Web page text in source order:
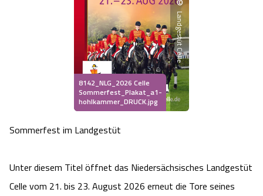
Heideflächen
Freizeitparks
Vital Urlaub
Naturpark Lüneburger Heide
Naturpark Südheide
Naturerlebnis im Frühling
Naturerlebnis im Sommer
Naturerlebnis im Winter
Barfußpark Egestorf
Quad Bahn Bispingen
Kletterparks
Heide Himmel Baumwipfelpfad
Wellness
Thermen
Vegan, Fasten & Co.
Wellness-Kurzurlaub
Stadt
Die Hansestadt Lüneburg
Sehenswürdigkeiten Lüneburg
Unterkünfte Lüneburg
Barriere­freiheits-Einstell­ungen
Hoher Kontrast Modus:
Suchen
8142_NLG_2026 Celle
Sommerfest_Plakat_a1-
hohlkammer_DRUCK.jpg
Landgestüt Celle
Sommerfest im Landgestüt
Unter diesem Titel öffnet das Niedersächsisches Landgestüt
Celle vom 21. bis 23. August 2026 erneut die Tore seines